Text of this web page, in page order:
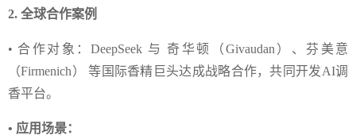
2. 全球合作案例
• 合作对象：DeepSeek 与 奇华顿（Givaudan）、芬美意
（Firmenich） 等国际香精巨头达成战略合作，共同开发AI调
香平台。
• 应用场景：